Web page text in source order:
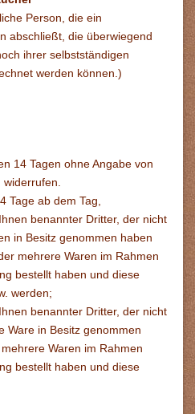
Person, die ein
abschließt, die überwiegend
ihrer selbstständigen
werden können.)
14 Tagen ohne Angabe von
Tage ab dem Tag,
benannter Dritter, der nicht
in Besitz genommen haben
mehrere Waren im Rahmen
bestellt haben und diese
werden;
benannter Dritter, der nicht
Ware in Besitz genommen
Waren im Rahmen
bestellt haben und diese